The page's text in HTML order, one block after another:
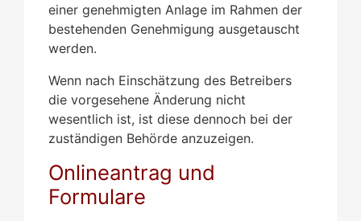
einer genehmigten Anlage im Rahmen der
bestehenden Genehmigung ausgetauscht
werden.
Wenn nach Einschätzung des Betreibers
die vorgesehene Änderung nicht
wesentlich ist, ist diese dennoch bei der
zuständigen Behörde anzuzeigen.
Onlineantrag und
Formulare